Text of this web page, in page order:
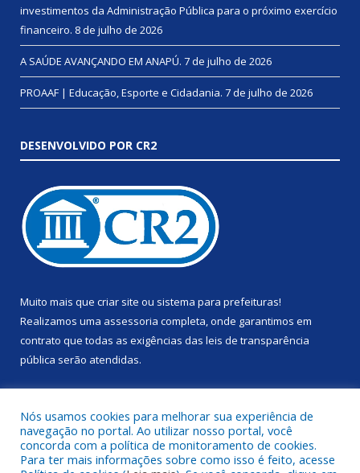
investimentos da Administração Pública para o próximo exercício
financeiro. 8 de julho de 2026
A SAÚDE AVANÇANDO EM ANAPÚ. 7 de julho de 2026
PROAAF | Educação, Esporte e Cidadania. 7 de julho de 2026
DESENVOLVIDO POR CR2
Muito mais que criar site ou sistema para prefeituras!
Realizamos uma assessoria completa, onde garantimos em
contrato que todas as exigências das leis de transparência
pública serão atendidas.
Nós usamos cookies para melhorar sua experiência de
navegação no portal. Ao utilizar nosso portal, você
concorda com a política de monitoramento de cookies.
Para ter mais informações sobre como isso é feito, acesse